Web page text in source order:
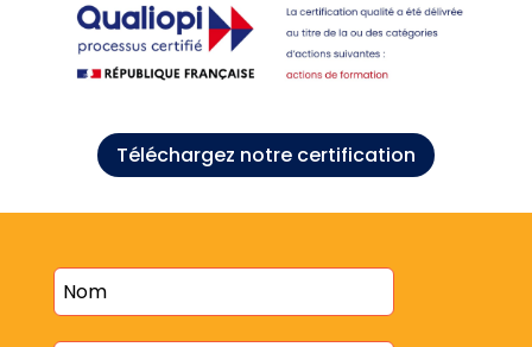
Téléchargez notre certification